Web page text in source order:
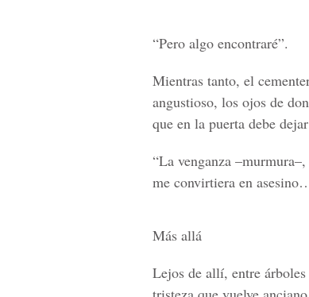
“Pero algo encontraré”.
Mientras tanto, el
angustioso, los ojos de
que en la puerta debe
“La venganza
me convirtiera en
Más allá
Lejos de allí, entre